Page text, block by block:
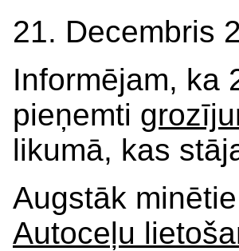
21. Decembris
Informējam, ka
pieņemti
likumā, kas
Augstāk
Autoceļu